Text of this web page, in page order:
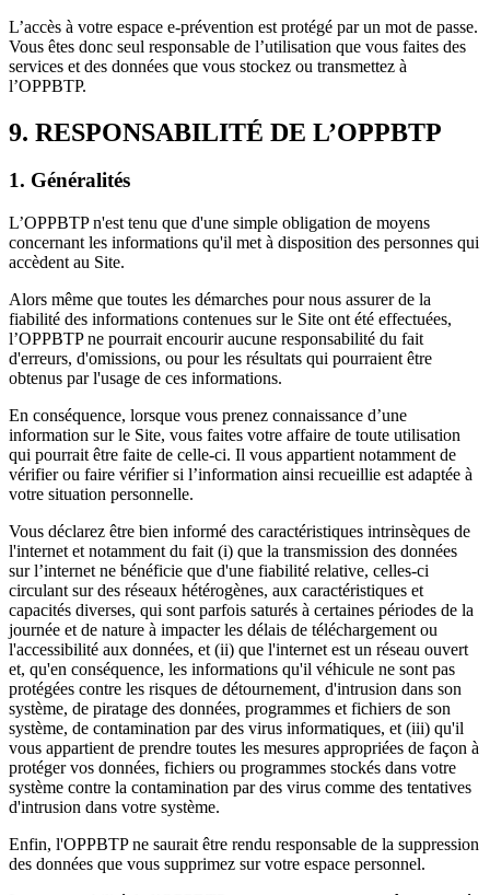
L’accès à votre espace e-prévention est protégé par un mot de passe.
Vous êtes donc seul responsable de l’utilisation que vous faites des
services et des données que vous stockez ou transmettez à
l’OPPBTP.
9. RESPONSABILITÉ DE L’OPPBTP
1. Généralités
L’OPPBTP n'est tenu que d'une simple obligation de moyens
concernant les informations qu'il met à disposition des personnes qui
accèdent au Site.
Alors même que toutes les démarches pour nous assurer de la
fiabilité des informations contenues sur le Site ont été effectuées,
l’OPPBTP ne pourrait encourir aucune responsabilité du fait
d'erreurs, d'omissions, ou pour les résultats qui pourraient être
obtenus par l'usage de ces informations.
En conséquence, lorsque vous prenez connaissance d’une
information sur le Site, vous faites votre affaire de toute utilisation
qui pourrait être faite de celle-ci. Il vous appartient notamment de
vérifier ou faire vérifier si l’information ainsi recueillie est adaptée à
votre situation personnelle.
Vous déclarez être bien informé des caractéristiques intrinsèques de
l'internet et notamment du fait (i) que la transmission des données
sur l’internet ne bénéficie que d'une fiabilité relative, celles-ci
circulant sur des réseaux hétérogènes, aux caractéristiques et
capacités diverses, qui sont parfois saturés à certaines périodes de la
journée et de nature à impacter les délais de téléchargement ou
l'accessibilité aux données, et (ii) que l'internet est un réseau ouvert
et, qu'en conséquence, les informations qu'il véhicule ne sont pas
protégées contre les risques de détournement, d'intrusion dans son
système, de piratage des données, programmes et fichiers de son
système, de contamination par des virus informatiques, et (iii) qu'il
vous appartient de prendre toutes les mesures appropriées de façon à
protéger vos données, fichiers ou programmes stockés dans votre
système contre la contamination par des virus comme des tentatives
d'intrusion dans votre système.
Enfin, l'OPPBTP ne saurait être rendu responsable de la suppression
des données que vous supprimez sur votre espace personnel.